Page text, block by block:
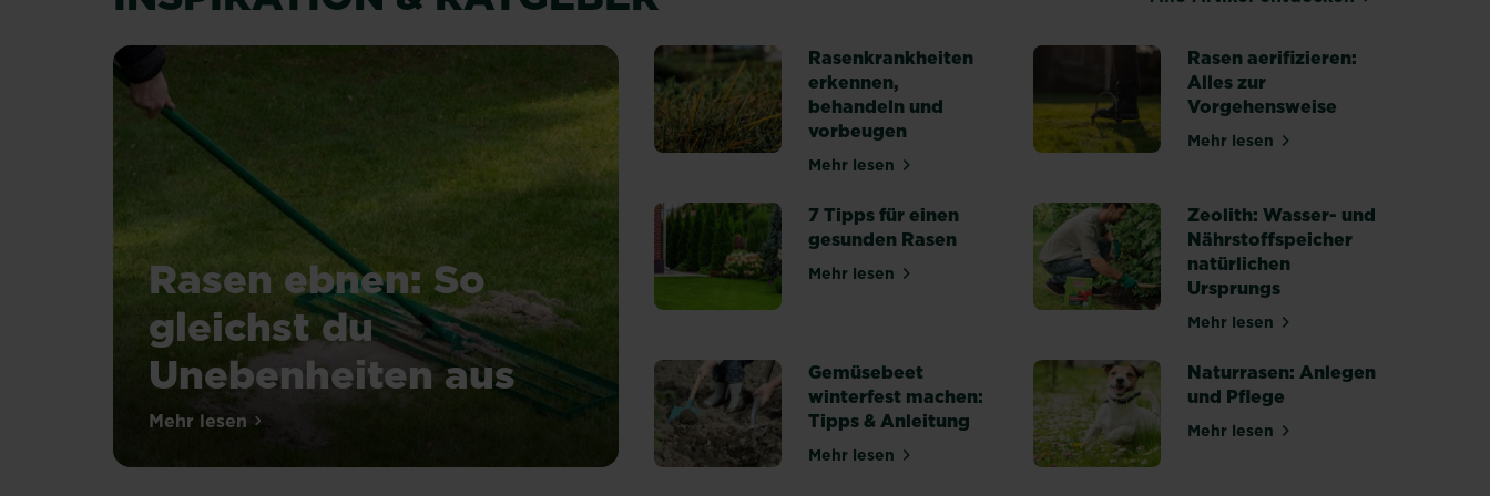
Rasen ebnen: So
gleichst du
Unebenheiten aus
Mehr lesenüber Rasen ebnen: So gleichst du Unebenheiten aus
Rasenkrankheiten
erkennen,
behandeln und
vorbeugen
Mehr lesenüber Rasenkrankheiten erkennen, behandeln und vorbeugen
Rasen aerifizieren:
Alles zur
Vorgehensweise
Mehr lesenüber Rasen aerifizieren: Alles
7 Tipps für einen
gesunden Rasen
Mehr lesenüber 7 Tipps für einen gesunden Rasen
Zeolith: Wasser- und
Nährstoffspeicher
natürlichen
Ursprungs
Mehr lesenüber Zeolith: Wasser- und
Gemüsebeet
winterfest machen:
Tipps & Anleitung
Mehr lesenüber Gemüsebeet winterfest machen: Tipps & Anleitung
Naturrasen: Anlegen
und Pflege
Mehr lesenüber Naturrasen: Anlegen und